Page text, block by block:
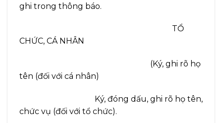
ghi trong thông báo.
TỔ
CHỨC, CÁ NHÂN
(Ký, ghi rõ họ
tên (đối với cá nhân)
Ký, đóng dấu, ghi rõ họ tên,
chức vụ (đối với tổ chức).